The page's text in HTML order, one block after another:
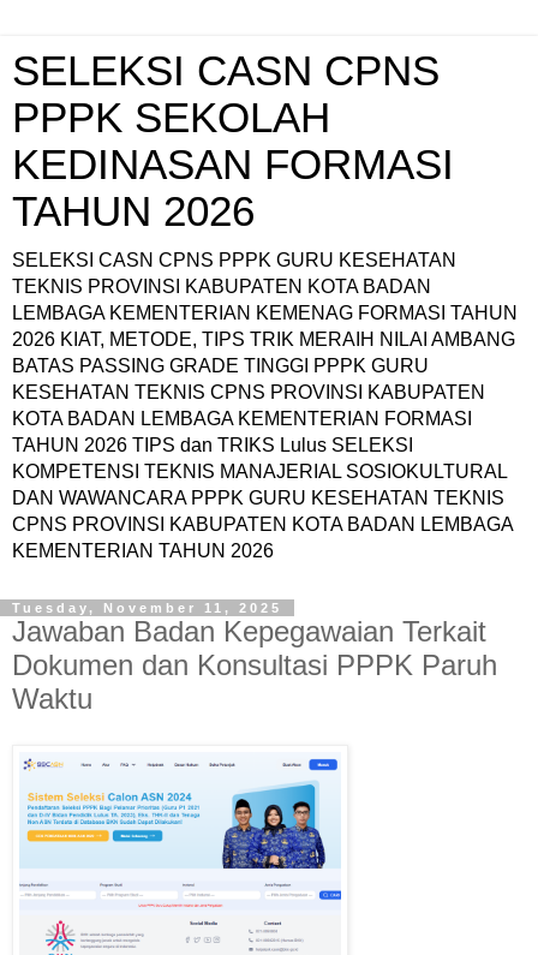
SELEKSI CASN CPNS
PPPK SEKOLAH
KEDINASAN FORMASI
TAHUN 2026
SELEKSI CASN CPNS PPPK GURU KESEHATAN
TEKNIS PROVINSI KABUPATEN KOTA BADAN
LEMBAGA KEMENTERIAN KEMENAG FORMASI TAHUN
2026 KIAT, METODE, TIPS TRIK MERAIH NILAI AMBANG
BATAS PASSING GRADE TINGGI PPPK GURU
KESEHATAN TEKNIS CPNS PROVINSI KABUPATEN
KOTA BADAN LEMBAGA KEMENTERIAN FORMASI
TAHUN 2026 TIPS dan TRIKS Lulus SELEKSI
KOMPETENSI TEKNIS MANAJERIAL SOSIOKULTURAL
DAN WAWANCARA PPPK GURU KESEHATAN TEKNIS
CPNS PROVINSI KABUPATEN KOTA BADAN LEMBAGA
KEMENTERIAN TAHUN 2026
Tuesday, November 11, 2025
Jawaban Badan Kepegawaian Terkait
Dokumen dan Konsultasi PPPK Paruh
Waktu